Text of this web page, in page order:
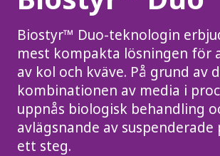
Biostyr™ Duo-teknologin
mest kompakta lösningen för
av kol och kväve. På grund av
kombinationen av media i
uppnås biologisk behandling
avlägsnande av
ett steg.